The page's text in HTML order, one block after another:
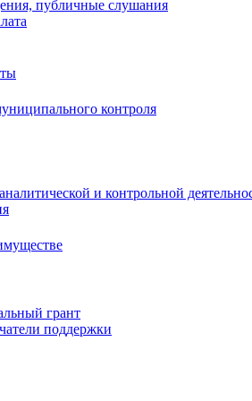
публичные слушания
контроля
и контрольной
грант
поддержки